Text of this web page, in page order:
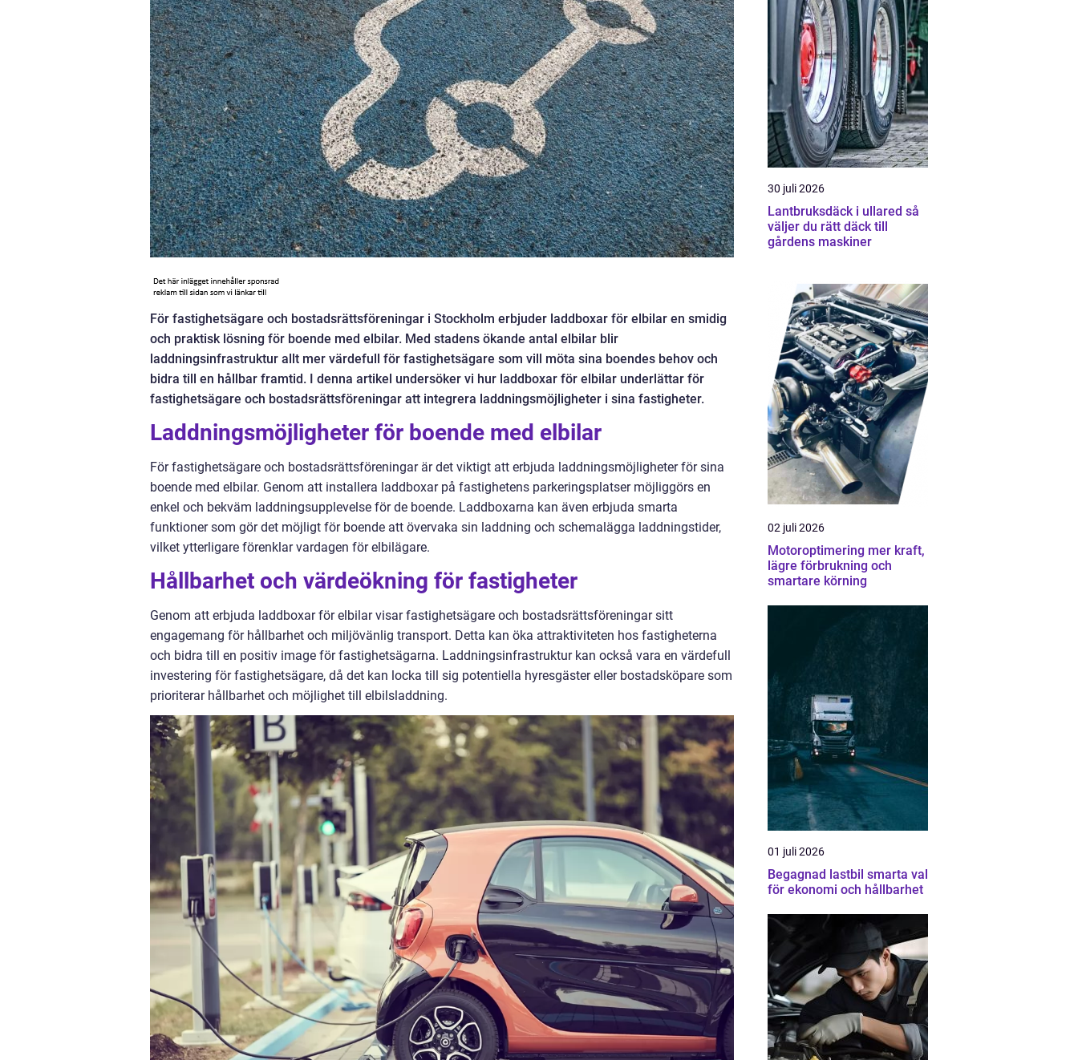
För fastighetsägare och bostadsrättsföreningar i Stockholm erbjuder laddboxar för elbilar en smidig
och praktisk lösning för boende med elbilar. Med stadens ökande antal elbilar blir
laddningsinfrastruktur allt mer värdefull för fastighetsägare som vill möta sina boendes behov och
bidra till en hållbar framtid. I denna artikel undersöker vi hur laddboxar för elbilar underlättar för
fastighetsägare och bostadsrättsföreningar att integrera laddningsmöjligheter i sina fastigheter.
Laddningsmöjligheter för boende med elbilar
För fastighetsägare och bostadsrättsföreningar är det viktigt att erbjuda laddningsmöjligheter för sina
boende med elbilar. Genom att installera laddboxar på fastighetens parkeringsplatser möjliggörs en
enkel och bekväm laddningsupplevelse för de boende. Laddboxarna kan även erbjuda smarta
funktioner som gör det möjligt för boende att övervaka sin laddning och schemalägga laddningstider,
vilket ytterligare förenklar vardagen för elbilägare.
Hållbarhet och värdeökning för fastigheter
Genom att erbjuda laddboxar för elbilar visar fastighetsägare och bostadsrättsföreningar sitt
engagemang för hållbarhet och miljövänlig transport. Detta kan öka attraktiviteten hos fastigheterna
och bidra till en positiv image för fastighetsägarna. Laddningsinfrastruktur kan också vara en värdefull
investering för fastighetsägare, då det kan locka till sig potentiella hyresgäster eller bostadsköpare som
prioriterar hållbarhet och möjlighet till elbilsladdning.
30 juli 2026
Lantbruksdäck i ullared så
väljer du rätt däck till
gårdens maskiner
02 juli 2026
Motoroptimering mer kraft,
lägre förbrukning och
smartare körning
01 juli 2026
Begagnad lastbil smarta val
för ekonomi och hållbarhet